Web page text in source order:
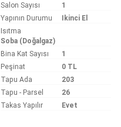
Salon Sayısı
1
Yapının Durumu
Ikinci El
Isıtma
Soba (Doğalgaz)
Bina Kat Sayısı
1
Peşinat
0 TL
Tapu Ada
203
Tapu - Parsel
26
Takas Yapılır Evet